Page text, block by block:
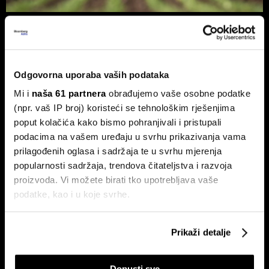
Odgovorna uporaba vaših podataka
Mi i naša 61 partneraobrađujemo vaše osobne podatke
(npr. vaš IP broj) koristeći se tehnološkim rješenjima
poput kolačića kako bismo pohranjivali i pristupali
podacima na vašem uređaju u svrhu prikazivanja vama
prilagođenih oglasa i sadržaja te u svrhu mjerenja
popularnosti sadržaja, trendova čitateljstva i razvoja
proizvoda. Vi možete birati tko upotrebljava vaše
podatke, kao i u koje svrhe.
Prikupljati podatke o vašoj geografskoj lokaciji,
koji mogu biti precizni do radijusa od nekoliko metara
Prikaži detalje
Hrvatska je utrostručila eko
površine, ali sada je naišla na novi
Nakon desetljeća snažnog rasta, daljnji razvoj sve više ovisi
Kako rast klimatskih rizika
Hrvatska je kronični uvoznik
i preko 30 posto